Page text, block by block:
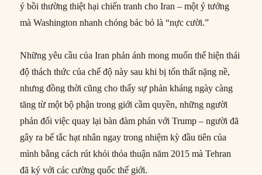
ý bồi thường thiệt hại chiến tranh cho Iran – một ý tưởng
mà Washington nhanh chóng bác bỏ là “nực cười.”
Những yêu cầu của Iran phản ánh mong muốn thể hiện thái
độ thách thức của chế độ này sau khi bị tổn thất nặng nề,
nhưng đồng thời cũng cho thấy sự phản kháng ngày càng
tăng từ một bộ phận trong giới cầm quyền, những người
phản đối việc quay lại bàn đàm phán với Trump – người đã
gây ra bế tắc hạt nhân ngay trong nhiệm kỳ đầu tiên của
mình bằng cách rút khỏi thỏa thuận năm 2015 mà Tehran
đã ký với các cường quốc thế giới.